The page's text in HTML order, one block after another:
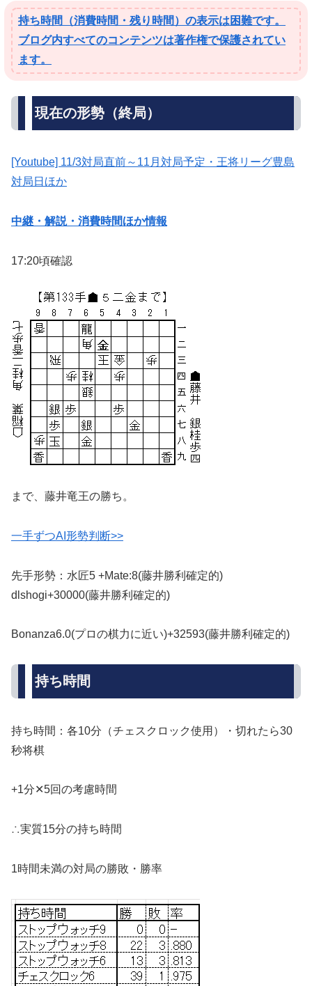
持ち時間（消費時間・残り時間）の表示は困難です。
ブログ内すべてのコンテンツは著作権で保護されてい
ます。
現在の形勢（終局）
[Youtube] 11/3対局直前～11月対局予定・王将リーグ豊島
対局日ほか
中継・解説・消費時間ほか情報
17:20頃確認
まで、藤井竜王の勝ち。
一手ずつAI形勢判断>>
先手形勢：水匠5 +Mate:8(藤井勝利確定的)
dlshogi+30000(藤井勝利確定的)
Bonanza6.0(プロの棋力に近い)+32593(藤井勝利確定的)
持ち時間
持ち時間：各10分（チェスクロック使用）・切れたら30
秒将棋
+1分✕5回の考慮時間
∴実質15分の持ち時間
1時間未満の対局の勝敗・勝率